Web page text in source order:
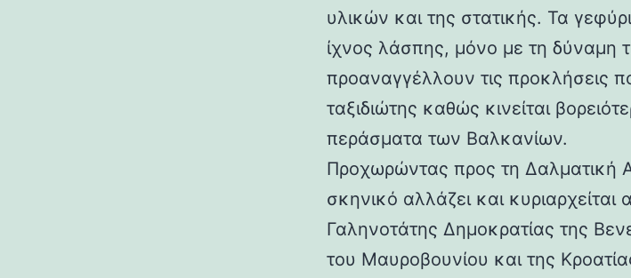
υλικών και της στατικής. Τα
ίχνος λάσπης, μόνο με τη δύναμη
προαναγγέλλουν τις προκλήσεις
ταξιδιώτης καθώς κινείται
περάσματα των Βαλκανίων.
Προχωρώντας προς τη Δαλματική
σκηνικό αλλάζει και
Γαληνοτάτης Δημοκρατίας της
του Μαυροβουνίου και της